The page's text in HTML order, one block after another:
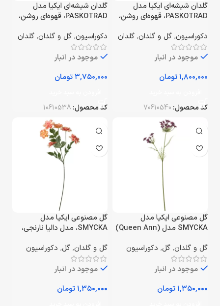
گلدان شیشه‌ای ایکیا مدل
PASKOTRAD، قهوه‌ای روشن،
دکوراسیون, گل و گلدان, گلدان
موجود در انبار
تومان
کد محصول: 70610540
گلدان شیشه‌ای ایکیا مدل
PASKOTRAD، قهوه‌ای روشن،
دکوراسیون, گل و گلدان, گلدان
موجود در انبار
تومان
کد محصول: 10610538
گل مصنوعی ایکیا مدل
SMYCKA مدل (Queen Ann)
گل و گلدان, گل, دکوراسیون
موجود در انبار
تومان
گل مصنوعی ایکیا مدل
SMYCKA، مدل دالیا نارنجی،
گل و گلدان, گل, دکوراسیون
موجود در انبار
تومان